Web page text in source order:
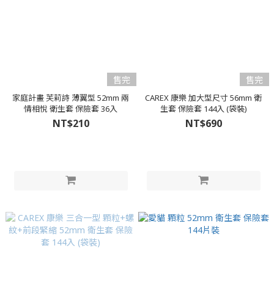
售完
家庭計畫 芙莉詩 薄翼型 52mm 兩
情相悅 衛生套 保險套 36入
NT$210
售完
CAREX 康樂 加大型尺寸 56mm 衛
生套 保險套 144入 (袋裝)
NT$690